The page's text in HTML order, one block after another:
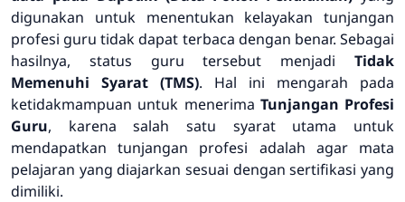
digunakan untuk menentukan kelayakan tunjangan
profesi guru tidak dapat terbaca dengan benar. Sebagai
hasilnya, status guru tersebut menjadi Tidak
Memenuhi Syarat (TMS). Hal ini mengarah pada
ketidakmampuan untuk menerima Tunjangan Profesi
Guru, karena salah satu syarat utama untuk
mendapatkan tunjangan profesi adalah agar mata
pelajaran yang diajarkan sesuai dengan sertifikasi yang
dimiliki.